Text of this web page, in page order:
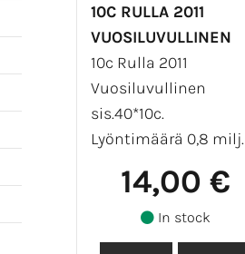
10C RULLA 2011
VUOSILUVULLINEN
10c Rulla 2011
Vuosiluvullinen
sis.40*10c.
Lyöntimäärä 0,8 milj.
14,00 €
In stock